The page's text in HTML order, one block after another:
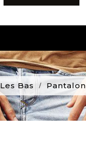
Les Bas Pantalon